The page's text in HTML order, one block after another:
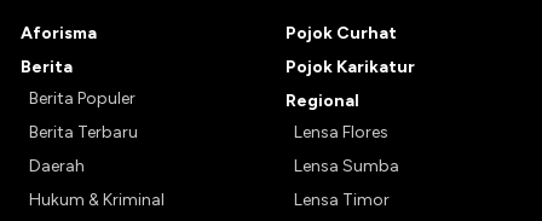
Aforisma
Berita
Berita Populer
Berita Terbaru
Daerah
Hukum & Kriminal
Pojok Curhat
Pojok Karikatur
Regional
Lensa Flores
Lensa Sumba
Lensa Timor